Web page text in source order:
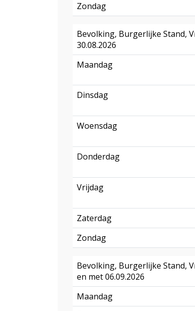
Zondag
Bevolking, Burgerlijke Stand,
30.08.2026
Maandag
Dinsdag
Woensdag
Donderdag
Vrijdag
Zaterdag
Zondag
Bevolking, Burgerlijke Stand,
en met 06.09.2026
Maandag